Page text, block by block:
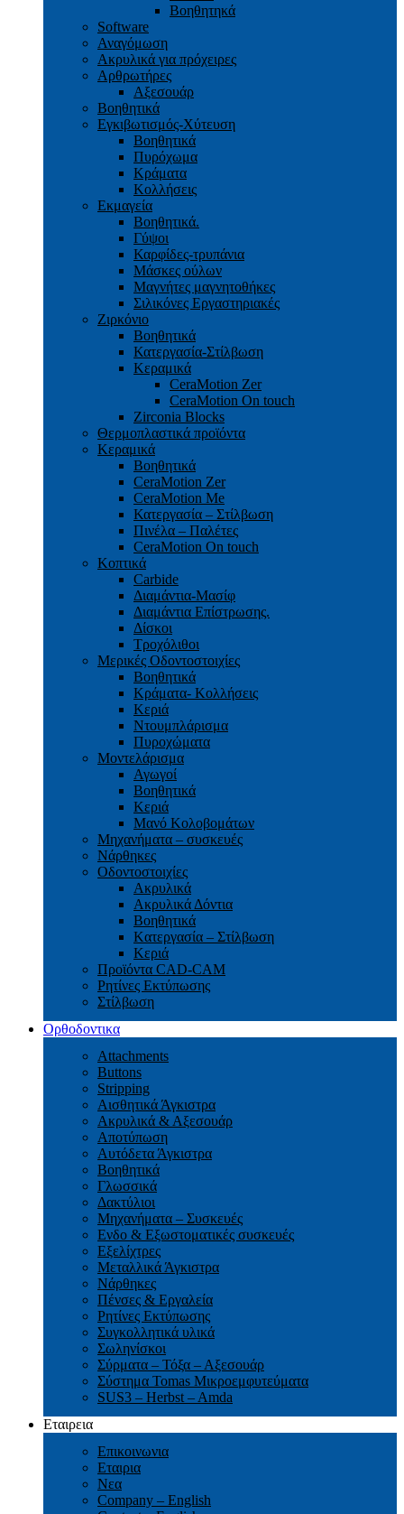
Bοηθητηκά
Software
Αναγόμωση
Ακρυλικά για πρόχειρες
Αρθρωτήρες
Αξεσουάρ
Βοηθητικά
Εγκιβωτισμός-Xύτευση
Βοηθητικά
Πυρόχωμα
Κράματα
Κολλήσεις
Εκμαγεία
Βοηθητικά.
Γύψοι
Καρφίδες-τρυπάνια
Μάσκες ούλων
Μαγνήτες μαγνητοθήκες
Σιλικόνες Εργαστηριακές
Ζιρκόνιο
Βοηθητικά
Κατεργασία-Στίλβωση
Κεραμικά
CeraMotion Zer
CeraMotion On touch
Zirconia Blocks
Θερμοπλαστικά προϊόντα
Κεραμικά
Βοηθητικά
CeraMotion Zer
CeraMotion Me
Κατεργασία – Στίλβωση
Πινέλα – Παλέτες
CeraMotion On touch
Κοπτικά
Carbide
Διαμάντια-Μασίφ
Διαμάντια Επίστρωσης.
Δίσκοι
Τροχόλιθοι
Μερικές Οδοντοστοιχίες
Bοηθητικά
Κράματα- Κολλήσεις
Κεριά
Ντουμπλάρισμα
Πυροχώματα
Μοντελάρισμα
Αγωγοί
Βoηθητικά
Κεριά
Μανό Κολοβομάτων
Μηχανήματα – συσκευές
Νάρθηκες
Οδοντοστοιχίες
Aκρυλικά
Ακρυλικά Δόντια
Βoηθητικά
Kατεργασία – Στίλβωση
Κεριά
Προϊόντα CAD-CAM
Ρητίνες Εκτύπωσης
Στίλβωση
Ορθοδοντικα
Attachments
Buttons
Stripping
Αισθητικά Άγκιστρα
Ακρυλικά & Αξεσουάρ
Αποτύπωση
Αυτόδετα Άγκιστρα
Βοηθητικά
Γλωσσικά
Δακτύλιοι
Μηχανήματα – Συσκευές
Ενδο & Εξωστοματικές συσκευές
Εξελίχτρες
Μεταλλικά Άγκιστρα
Νάρθηκες
Πένσες & Εργαλεία
Ρητίνες Εκτύπωσης
Συγκολλητικά υλικά
Σωληνίσκοι
Σύρματα – Τόξα – Αξεσουάρ
Σύστημα Tomas Μικροεμφυτεύματα
SUS3 – Herbst – Amda
Εταιρεια
Επικοινωνια
Εταιρια
Νεα
Company – English